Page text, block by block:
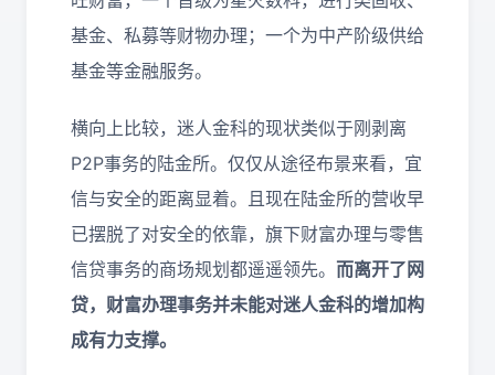
基金、私募等财物办理；一个为中产阶级供给
基金等金融服务。
横向上比较，迷人金科的现状类似于刚剥离
P2P事务的陆金所。仅仅从途径布景来看，宜
信与安全的距离显着。且现在陆金所的营收早
已摆脱了对安全的依靠，旗下财富办理与零售
信贷事务的商场规划都遥遥领先。 而离开了网
贷，财富办理事务并未能对迷人金科的增加构
成有力支撑。